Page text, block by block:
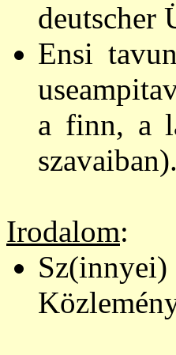
deutscher
Ensi
a finn, a
Irodalom: